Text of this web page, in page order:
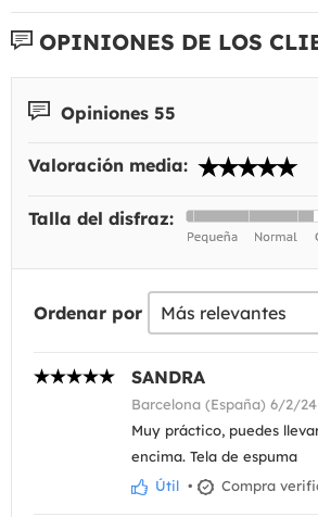
OPINIONES DE LOS
Opiniones 55
Valoración media:
Talla del disfraz:
Ordenar por
SANDRA
Barcelona (España) 6/2/24
Muy práctico, puedes
encima. Tela de espuma
Útil • Compra